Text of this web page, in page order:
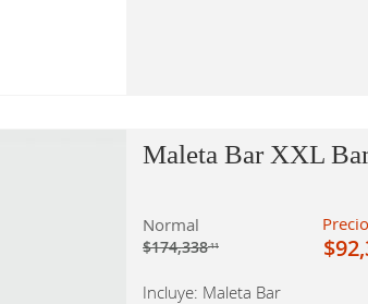
Maleta Bar XXL
Normal
$174,338.11
Incluye: Maleta Bar